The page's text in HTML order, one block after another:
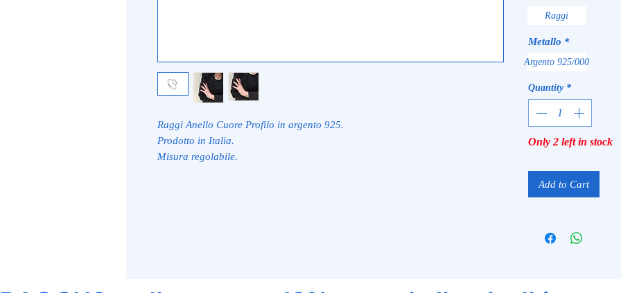
Raggi Anello Cuore Profilo in argento 925.
Prodotto in Italia.
Misura regolabile.
Raggi
Metallo *
Argento 925/000
Quantity *
Only 2 left in stock
Add to Cart